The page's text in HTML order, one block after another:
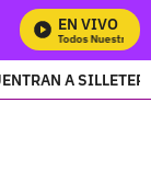
EN VIVO
Mira Todos Nuestros
A